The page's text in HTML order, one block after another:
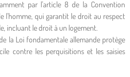
par l'article 8 de la Convention
l'homme, qui garantit le droit au respect
incluant le droit à un logement.
la Loi fondamentale allemande protège
contre les perquisitions et les saisies